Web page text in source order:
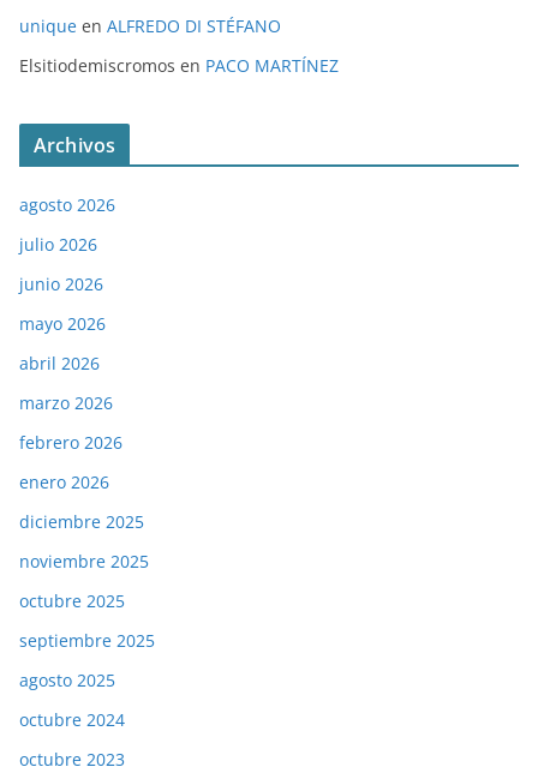
unique en ALFREDO DI STÉFANO
Elsitiodemiscromos en PACO MARTÍNEZ
Archivos
agosto 2026
julio 2026
junio 2026
mayo 2026
abril 2026
marzo 2026
febrero 2026
enero 2026
diciembre 2025
noviembre 2025
octubre 2025
septiembre 2025
agosto 2025
octubre 2024
octubre 2023